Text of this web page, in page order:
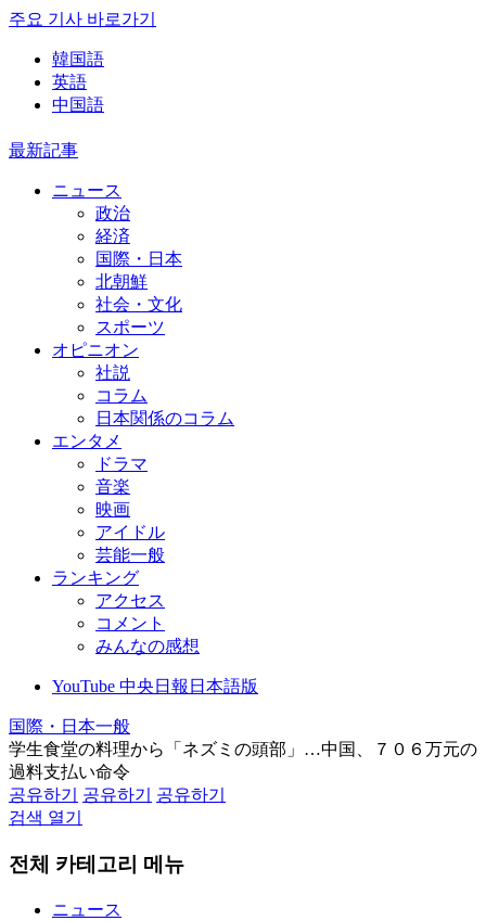
주요 기사 바로가기
韓国語
英語
中国語
最新記事
ニュース
政治
経済
国際・日本
北朝鮮
社会・文化
スポーツ
オピニオン
社説
コラム
日本関係のコラム
エンタメ
ドラマ
音楽
映画
アイドル
芸能一般
ランキング
アクセス
コメント
みんなの感想
YouTube 中央日報日本語版
国際・日本一般
学生食堂の料理から「ネズミの頭部」…中国、７０６万元の
過料支払い命令
공유하기
공유하기
공유하기
검색 열기
전체 카테고리 메뉴
ニュース